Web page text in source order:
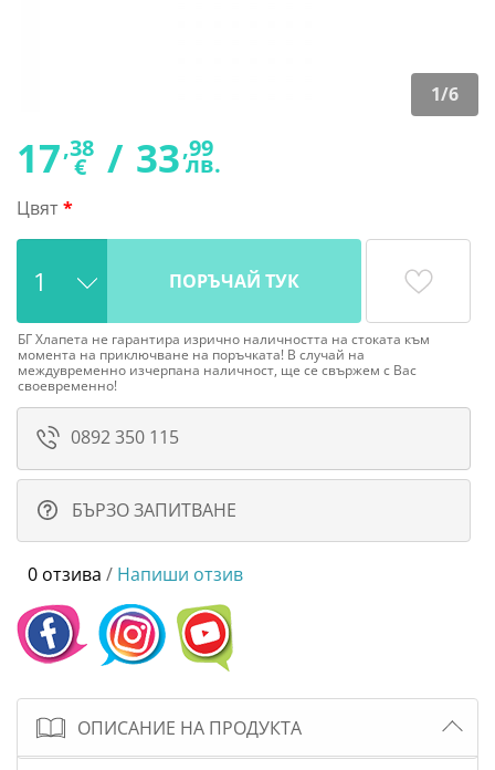
1/6
17,38
€ / 33,99
лв.
Цвят
ПОРЪЧАЙ ТУК
БГ Хлапета не гарантира изрично наличността на стоката към
момента на приключване на поръчката! В случай на
междувременно изчерпана наличност, ще се свържем с Вас
своевременно!
0892 350 115
БЪРЗО ЗАПИТВАНЕ
0 отзива / Напиши отзив
ОПИСАНИЕ НА ПРОДУКТА